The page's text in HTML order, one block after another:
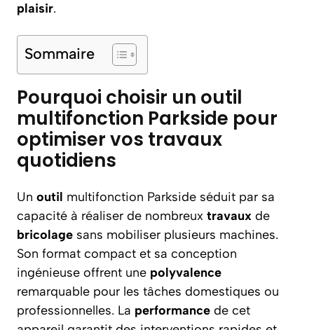
plaisir.
Sommaire
Pourquoi choisir un outil
multifonction Parkside pour
optimiser vos travaux
quotidiens
Un outil multifonction Parkside séduit par sa
capacité à réaliser de nombreux travaux de
bricolage sans mobiliser plusieurs machines.
Son format compact et sa conception
ingénieuse offrent une polyvalence
remarquable pour les tâches domestiques ou
professionnelles. La performance de cet